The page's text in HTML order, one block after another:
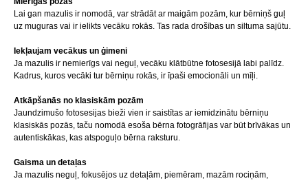
Lai gan mazulis ir nomodā, var strādāt ar maigām pozām, kur bērniņš guļ
uz muguras vai ir ielikts vecāku rokās. Tas rada drošības un siltuma sajūtu.
Iekļaujam vecākus un ģimeni
Ja mazulis ir nemierīgs vai neguļ, vecāku klātbūtne fotosesijā labi palīdz.
Kadrus, kuros vecāki tur bērniņu rokās, ir īpaši emocionāli un mīļi.
Atkāpšanās no klasiskām pozām
Jaundzimušo fotosesijas bieži vien ir saistītas ar iemidzinātu bērniņu
klasiskās pozās, taču nomodā esoša bērna fotogrāfijas var būt brīvākas un
autentiskākas, kas atspoguļo bērna raksturu.
Gaisma un detaļas
Ja mazulis neguļ, fokusējos uz detaļām, piemēram, mazām rociņām,